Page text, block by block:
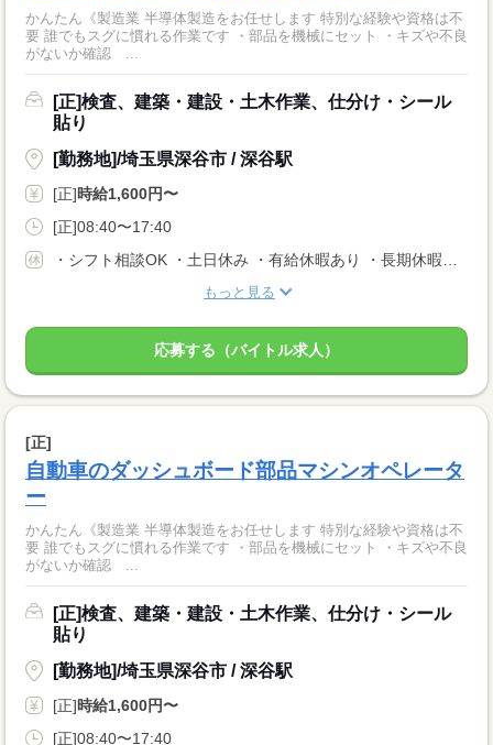
かんたん《製造業 半導体製造をお任せします 特別な経験や資格は不
要 誰でもスグに慣れる作業です ・部品を機械にセット ・キズや不良
がないか確認 ...
[正]検査、建築・建設・土木作業、仕分け・シール
貼り
[勤務地]/埼玉県深谷市 / 深谷駅
[正]時給1,600円〜
[正]08:40〜17:40
もっと見る
応募する（バイトル求人）
[正]
自動車のダッシュボード部品マシンオペレータ
ー
かんたん《製造業 半導体製造をお任せします 特別な経験や資格は不
要 誰でもスグに慣れる作業です ・部品を機械にセット ・キズや不良
がないか確認 ...
[正]検査、建築・建設・土木作業、仕分け・シール
貼り
[勤務地]/埼玉県深谷市 / 深谷駅
[正]時給1,600円〜
[正]08:40〜17:40